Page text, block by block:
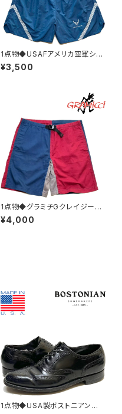
1点物◆USAFアメリカ空軍ショ
ートパンツ紺ナイロンパンツ古
着メンズXXLレディースOKアメ
¥3,500
1点物◆グラミチGクレイジーパ
ターン紺ショートパンツ古着メン
ズSMレディースOKアメカジ90
¥4,000
1点物◆USA製ボストニアン黒